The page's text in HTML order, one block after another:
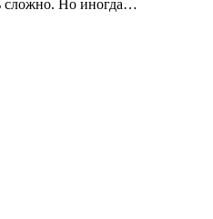
сложно. Но иногда…